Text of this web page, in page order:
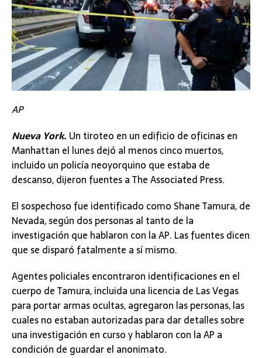
AP
Nueva York. Un tiroteo en un edificio de oficinas en
Manhattan el lunes dejó al menos cinco muertos,
incluido un policía neoyorquino que estaba de
descanso, dijeron fuentes a The Associated Press.
El sospechoso fue identificado como Shane Tamura, de
Nevada, según dos personas al tanto de la
investigación que hablaron con la AP. Las fuentes dicen
que se disparó fatalmente a sí mismo.
Agentes policiales encontraron identificaciones en el
cuerpo de Tamura, incluida una licencia de Las Vegas
para portar armas ocultas, agregaron las personas, las
cuales no estaban autorizadas para dar detalles sobre
una investigación en curso y hablaron con la AP a
condición de guardar el anonimato.